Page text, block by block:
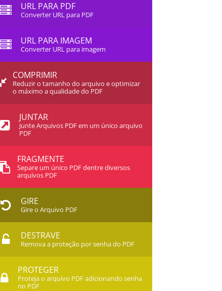
URL PARA PDF
Converter URL para PDF
URL PARA IMAGEM
Converter URL para imagem
COMPRIMIR
Reduzir o tamanho do arquivo e optimizar
o máximo a qualidade do PDF
JUNTAR
Junte Arquivos PDF em um único arquivo
PDF
FRAGMENTE
Separe um único PDF dentre diversos
arquivos PDF
GIRE
Gire o Arquivo PDF
DESTRAVE
Remova a proteção por senha do PDF
PROTEGER
Proteja o arquivo PDF adicionando senha
no PDF